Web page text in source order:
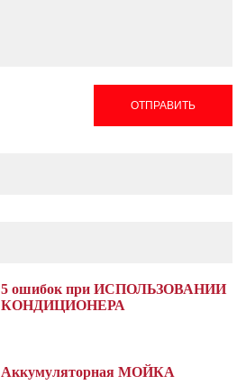
ОТПРАВИТЬ
5 ошибок при ИСПОЛЬЗОВАНИИ
КОНДИЦИОНЕРА
Аккумуляторная МОЙКА